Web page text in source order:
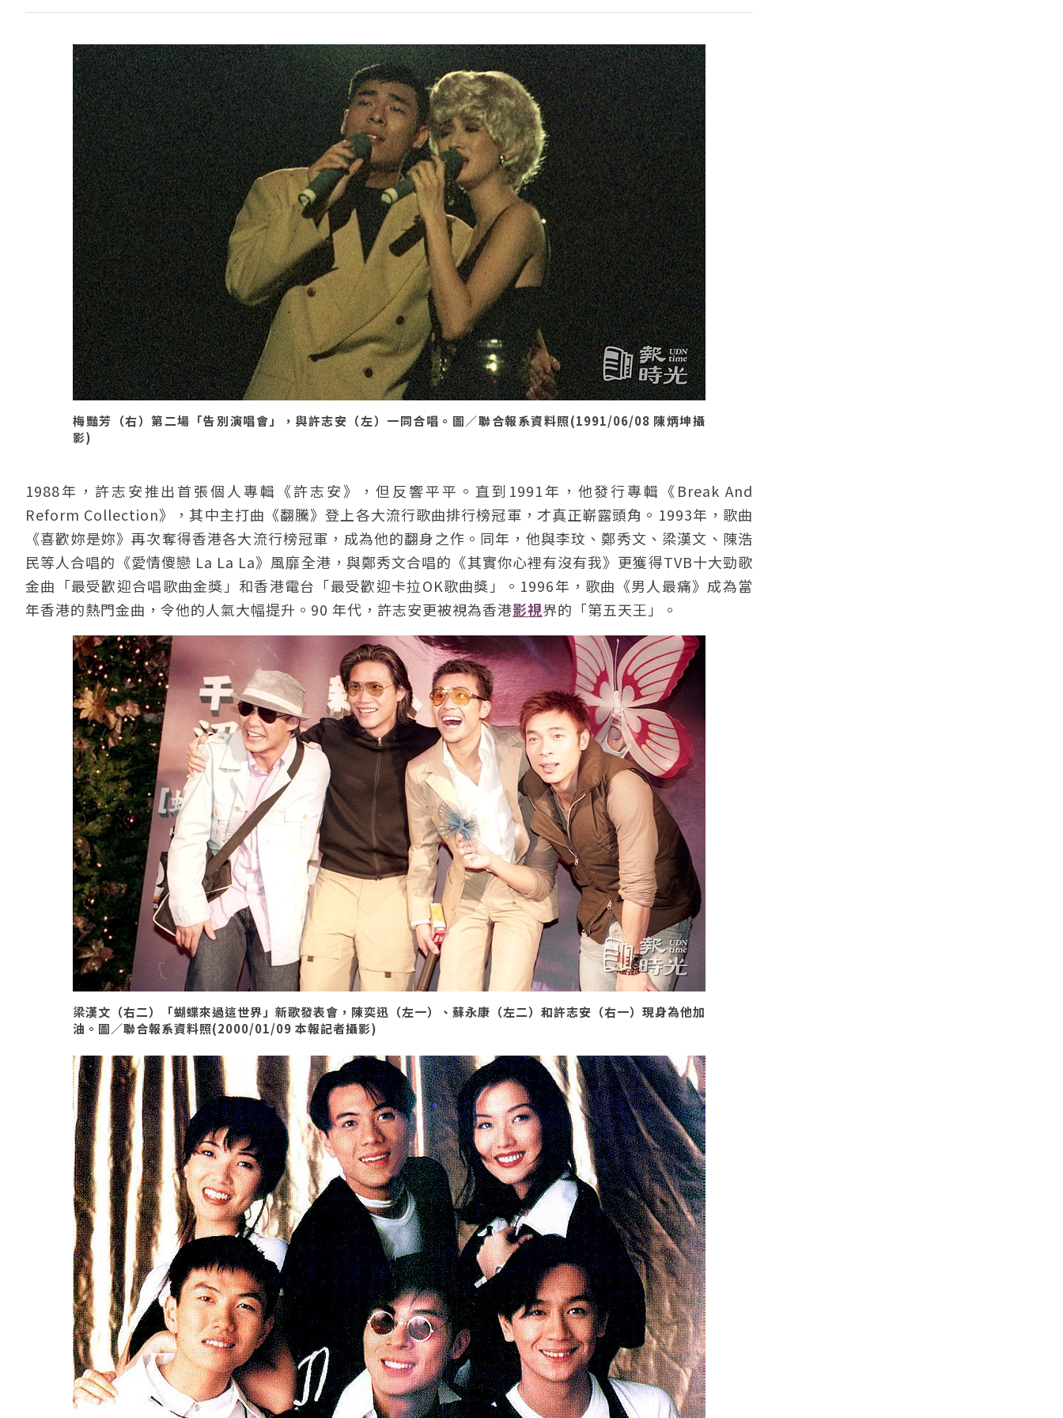
梅豔芳（右）第二場「告別演唱會」，與許志安（左）一同合唱。圖／聯合報系資料照(1991/06/08 陳炳坤攝
影)
1988年，許志安推出首張個人專輯《許志安》，但反響平平。直到1991年，他發行專輯《Break And
Reform Collection》，其中主打曲《翻騰》登上各大流行歌曲排行榜冠軍，才真正嶄露頭角。1993年，歌曲
《喜歡妳是妳》再次奪得香港各大流行榜冠軍，成為他的翻身之作。同年，他與李玟、鄭秀文、梁漢文、陳浩
民等人合唱的《愛情傻戀 La La La》風靡全港，與鄭秀文合唱的《其實你心裡有沒有我》更獲得TVB十大勁歌
金曲「最受歡迎合唱歌曲金獎」和香港電台「最受歡迎卡拉OK歌曲獎」。1996年，歌曲《男人最痛》成為當
年香港的熱門金曲，令他的人氣大幅提升。90 年代，許志安更被視為香港影視界的「第五天王」。
梁漢文（右二）「蝴蝶來過這世界」新歌發表會，陳奕迅（左一）、蘇永康（左二）和許志安（右一）現身為他加
油。圖／聯合報系資料照(2000/01/09 本報記者攝影)